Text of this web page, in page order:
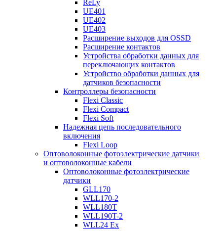
ReLy
UE401
UE402
UE403
Расширение выходов для OSSD
Расширение контактов
Устройства обработки данных для
переключающих контактов
Устройство обработки данных для
датчиков безопасности
Контроллеры безопасности
Flexi Classic
Flexi Compact
Flexi Soft
Надежная цепь последовательного
включения
Flexi Loop
Оптоволоконные фотоэлектрические датчики
и оптоволоконные кабели
Оптоволоконные фотоэлектрические
датчики
GLL170
WLL170-2
WLL180T
WLL190T-2
WLL24 Ex